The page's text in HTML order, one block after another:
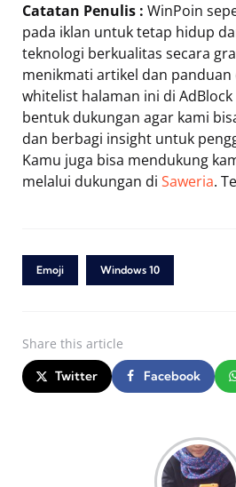
Catatan Penulis : WinPoin
pada iklan untuk tetap hidup
teknologi berkualitas secara
menikmati artikel dan
whitelist halaman ini di AdBlock
bentuk dukungan agar kami
dan berbagi insight untuk
Kamu juga bisa mendukung
melalui dukungan di Saweria.
Emoji Windows 10
Share this article
Twitter Facebook